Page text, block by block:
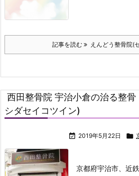
記事を読む えんどう整骨院(
西田整骨院 宇治小倉の治る整
シダセイコツイン)
 2019年5月22日 
京都府宇治市、近